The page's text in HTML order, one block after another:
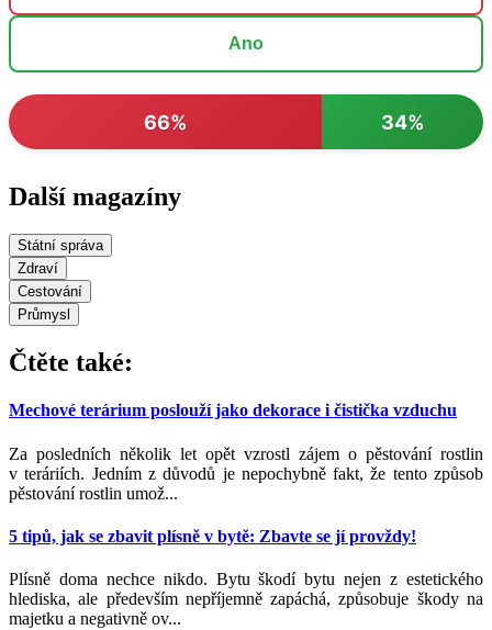
Ano
66% 34%
Další magazíny
Státní správa
Zdraví
Cestování
Průmysl
Čtěte také:
Mechové terárium poslouží jako dekorace i čistička vzduchu
Za posledních několik let opět vzrostl zájem o pěstování rostlin
v teráriích. Jedním z důvodů je nepochybně fakt, že tento způsob
pěstování rostlin umož...
5 tipů, jak se zbavit plísně v bytě: Zbavte se jí provždy!
Plísně doma nechce nikdo. Bytu škodí bytu nejen z estetického
hlediska, ale především nepříjemně zapáchá, způsobuje škody na
majetku a negativně ov...